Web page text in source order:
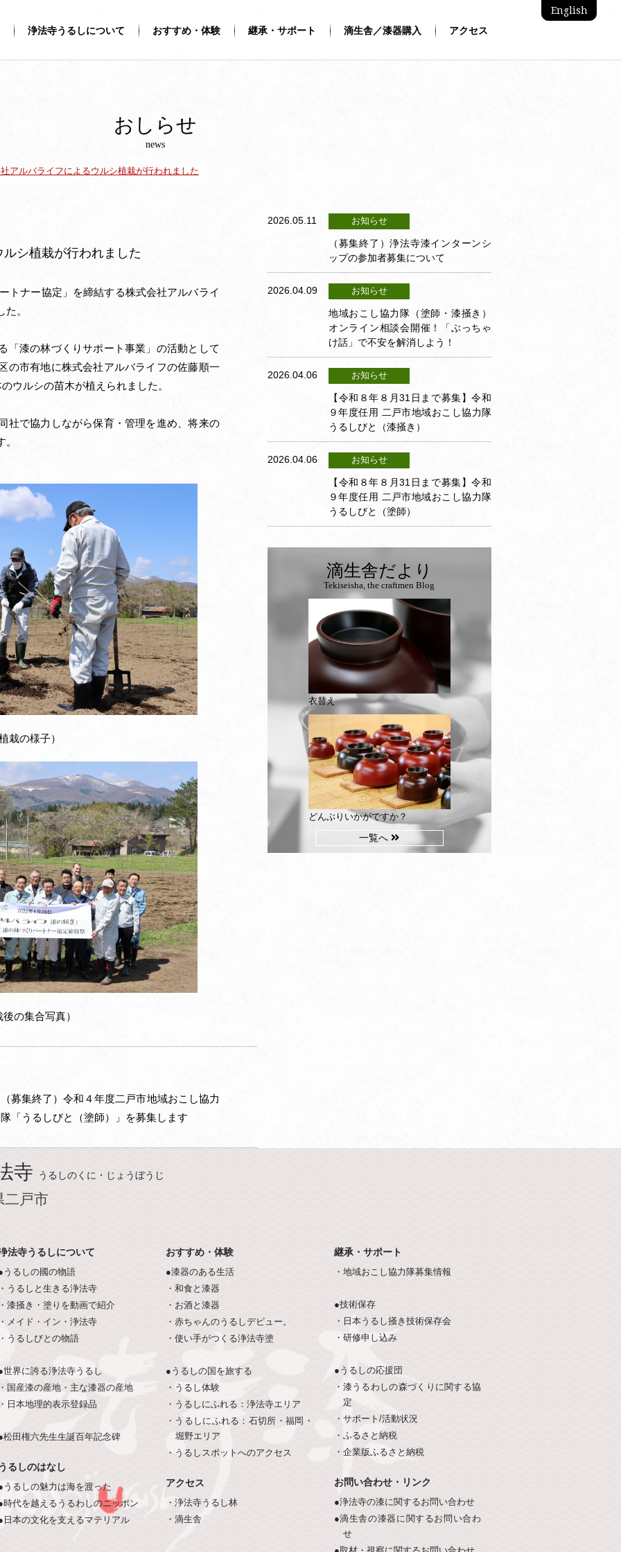
浄法寺うるしについて おすすめ・体験 継承・サポート 滴生舎／漆器購入 アクセス
English
おしらせ
news
アルバライフによるウルシ植栽が行われました
シ植栽が行われました
トナー協定」を締結する株式会社アルバライ
。
「漆の林づくりサポート事業」の活動として
の市有地に株式会社アルバライフの佐藤順一
ウルシの苗木が植えられました。
社で協力しながら保育・管理を進め、将来の
栽の様子）
の集合写真）
（募集終了）令和４年度二戸市地域おこし協力
隊「うるしびと（塗師）」を募集します
2026.05.11 お知らせ
（募集終了）浄法寺漆インターンシ
ップの参加者募集について
2026.04.09 お知らせ
地域おこし協力隊（塗師・漆掻き）
オンライン相談会開催！「ぶっちゃ
け話」で不安を解消しよう！
2026.04.06 お知らせ
【令和８年８月31日まで募集】令和
９年度任用 二戸市地域おこし協力隊
うるしびと（漆掻き）
2026.04.06 お知らせ
【令和８年８月31日まで募集】令和
９年度任用 二戸市地域おこし協力隊
うるしびと（塗師）
滴生舎だより
Tekiseisha, the craftmen Blog
衣替え
どんぶりいかがですか？
一覧へ
寺 うるしのくに・じょうぼうじ
二戸市
法寺うるしについて
うるしの國の物語
うるしと生きる浄法寺
漆掻き・塗りを動画で紹介
メイド・イン・浄法寺
うるしびとの物語
世界に誇る浄法寺うるし
国産漆の産地・主な漆器の産地
日本地理的表示登録品
松田権六先生生誕百年記念碑
るしのはなし
うるしの魅力は海を渡った
時代を越えるうるわしのニッポン
日本の文化を支えるマテリアル
おすすめ・体験
●漆器のある生活
・和食と漆器
・お酒と漆器
・赤ちゃんのうるしデビュー。
・使い手がつくる浄法寺塗
●うるしの国を旅する
・うるし体験
・うるしにふれる：浄法寺エリア
・うるしにふれる：石切所・福岡・
堀野エリア
・うるしスポットへのアクセス
アクセス
・浄法寺うるし林
・滴生舎
継承・サポート
・地域おこし協力隊募集情報
●技術保存
・日本うるし掻き技術保存会
・研修申し込み
●うるしの応援団
・漆うるわしの森づくりに関する協
定
・サポート/活動状況
・ふるさと納税
・企業版ふるさと納税
お問い合わせ・リンク
●浄法寺の漆に関するお問い合わせ
●滴生舎の漆器に関するお問い合わ
せ